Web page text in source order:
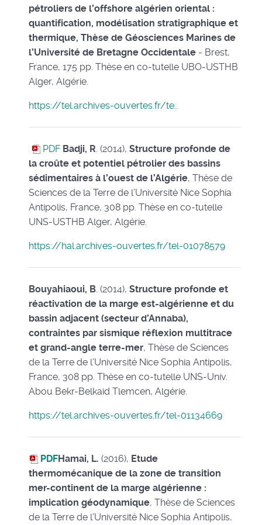
pétroliers de l’offshore algérien oriental :
quantification, modélisation stratigraphique et
thermique, Thèse de Géosciences Marines de
l’Université de Bretagne Occidentale - Brest,
France, 175 pp. Thèse en co-tutelle UBO-USTHB
Alger, Algérie.
https://tel.archives-ouvertes.fr/te..
PDF Badji, R . (2014), Structure profonde de
la croûte et potentiel pétrolier des bassins
sédimentaires à l’ouest de l’Algérie, Thèse de
Sciences de la Terre de l’Université Nice Sophia
Antipolis, France, 308 pp. Thèse en co-tutelle
UNS-USTHB Alger, Algérie.
https://hal.archives-ouvertes.fr/tel-01078579
Bouyahiaoui, B . (2014), Structure profonde et
réactivation de la marge est-algérienne et du
bassin adjacent (secteur d’Annaba),
contraintes par sismique réflexion multitrace
et grand-angle terre-mer, Thèse de Sciences
de la Terre de l’Université Nice Sophia Antipolis,
France, 308 pp. Thèse en co-tutelle UNS-Univ.
Abou Bekr-Belkaid Tlemcen, Algérie.
https://tel.archives-ouvertes.fr/tel-01134669
PDFHamai, L. (2016), Etude
thermomécanique de la zone de transition
mer-continent de la marge algérienne :
implication géodynamique, Thèse de Sciences
de la Terre de l’Université Nice Sophia Antipolis,